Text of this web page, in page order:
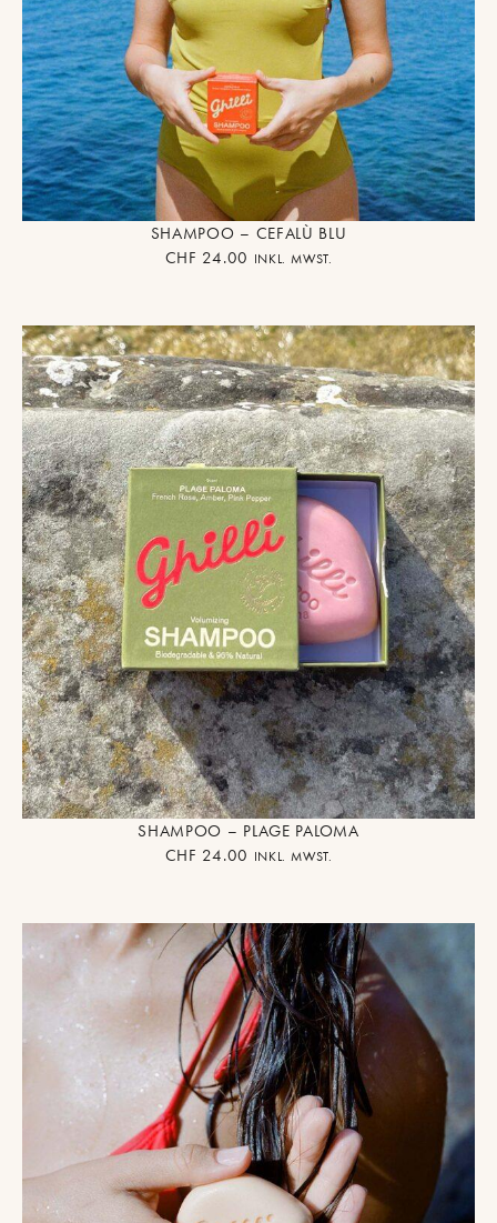
SHAMPOO – CEFALÙ BLU
CHF 24.00 INKL. MWST.
SHAMPOO – PLAGE PALOMA
CHF 24.00 INKL. MWST.